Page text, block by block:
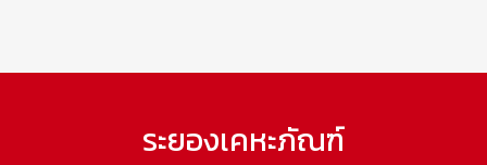
ระยองเคหะภัณฑ์